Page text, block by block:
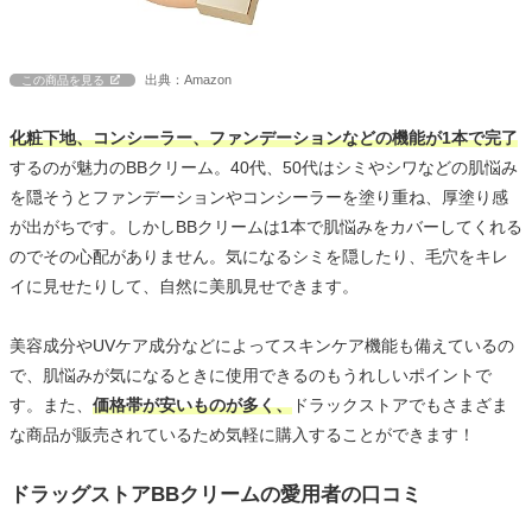
この商品を見る 出典：Amazon
化粧下地、コンシーラー、ファンデーションなどの機能が1本で完了
するのが魅力のBBクリーム。40代、50代はシミやシワなどの肌悩み
を隠そうとファンデーションやコンシーラーを塗り重ね、厚塗り感
が出がちです。しかしBBクリームは1本で肌悩みをカバーしてくれる
のでその心配がありません。気になるシミを隠したり、毛穴をキレ
イに見せたりして、
自然に美肌見せできます。
美容成分やUVケア成分などによってスキンケア機能も備えているの
で、肌悩みが気になるときに使用できるのもうれしいポイントで
す。また、 価格帯が安いものが多く、 ドラックストアでもさまざま
な商品が販売されているため気軽に購入することができます！
ドラッグストアBBクリームの愛用者の口コミ